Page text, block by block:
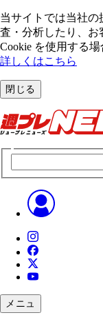
当サイトでは当社の
査・分析したり、お
Cookie を使⽤する場
詳しくはこちら
閉じる
メニュ